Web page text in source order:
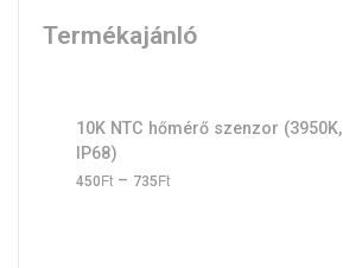
Termékajánló
10K NTC hőmérő szenzor (3950K,
IP68)
450Ft – 735FtÁrtartomány: